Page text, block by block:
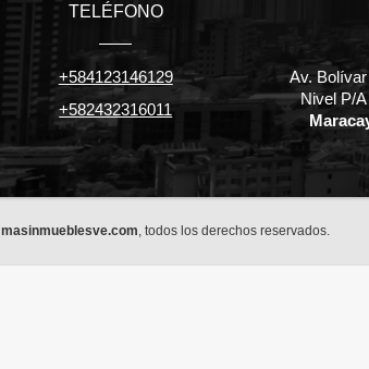
TELÉFONO
+584123146129
+582432316011
Av.
Nivel P/
masinmueblesve.com , todos los derechos reservados.